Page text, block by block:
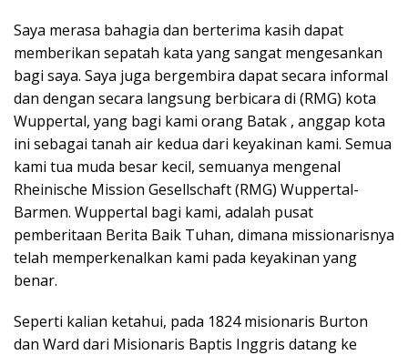
Saya merasa bahagia dan berterima kasih dapat
memberikan sepatah kata yang sangat mengesankan
bagi saya. Saya juga bergembira dapat secara informal
dan dengan secara langsung berbicara di (RMG) kota
Wuppertal, yang bagi kami orang Batak , anggap kota
ini sebagai tanah air kedua dari keyakinan kami. Semua
kami tua muda besar kecil, semuanya mengenal
Rheinische Mission Gesellschaft (RMG) Wuppertal-
Barmen. Wuppertal bagi kami, adalah pusat
pemberitaan Berita Baik Tuhan, dimana missionarisnya
telah memperkenalkan kami pada keyakinan yang
benar.
Seperti kalian ketahui, pada 1824 misionaris Burton
dan Ward dari Misionaris Baptis Inggris datang ke